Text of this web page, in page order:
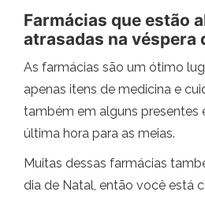
Farmácias que estão
atrasadas na véspera
As farmácias são um ótimo
apenas itens de medicina e
também em alguns presentes
última hora para as meias.
Muitas dessas farmácias
dia de Natal, então você está